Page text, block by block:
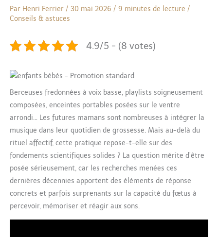
Par Henri Ferrier / 30 mai 2026 / 9 minutes de lecture /
Conseils & astuces
4.9/5 - (8 votes)
Berceuses fredonnées à voix basse, playlists soigneusement
composées, enceintes portables posées sur le ventre
arrondi… Les futures mamans sont nombreuses à intégrer la
musique dans leur quotidien de grossesse. Mais au-delà du
rituel affectif, cette pratique repose-t-elle sur des
fondements scientifiques solides ? La question mérite d’être
posée sérieusement, car les recherches menées ces
dernières décennies apportent des éléments de réponse
concrets et parfois surprenants sur la capacité du fœtus à
percevoir, mémoriser et réagir aux sons.